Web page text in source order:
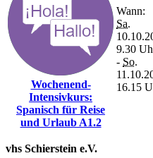
Wochenend-
Intensivkurs:
Spanisch für Reise
und Urlaub A1.2
Wann:
Sa.
9.30
- So.
16.15
vhs Schierstein e.V.